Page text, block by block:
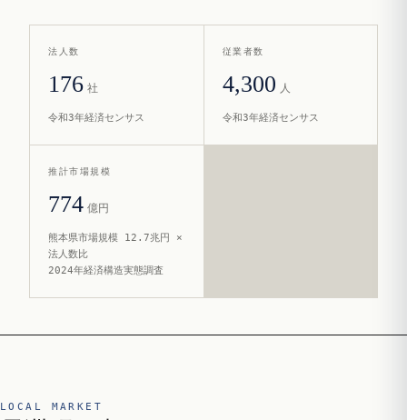
法人数
176 社
令和3年経済センサス
従業者数
4,300 人
令和3年経済センサス
推計市場規模
774 億円
熊本県市場規模 12.7兆円 ×
法人数比
2024年経済構造実態調査
LOCAL MARKET